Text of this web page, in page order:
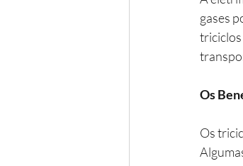
gases
triciclos
Os
Os